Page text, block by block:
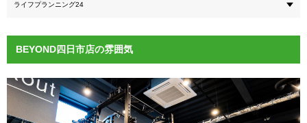
ライフプランニング24
BEYOND四日市店の雰囲気